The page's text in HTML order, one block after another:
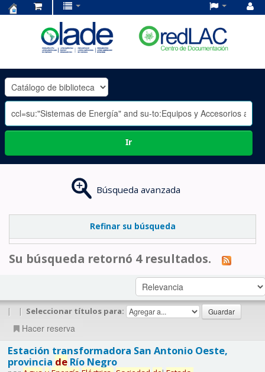
OLADE
-
Ir
Búsqueda avanzada
Refinar su búsqueda
Su búsqueda retornó 4 resultados.
| | Seleccionar títulos para:
Hacer reserva
Estación transformadora San Antonio Oeste,
provincia deRío Negro